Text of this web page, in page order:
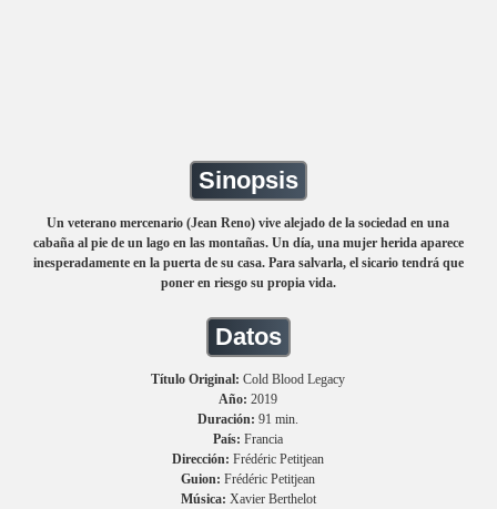
Sinopsis
Un veterano mercenario (Jean Reno) vive alejado de la sociedad en una
cabaña al pie de un lago en las montañas. Un día, una mujer herida aparece
inesperadamente en la puerta de su casa. Para salvarla, el sicario tendrá que
poner en riesgo su propia vida.
Datos
Título Original: Cold Blood Legacy
Año: 2019
Duración:91 min.
País: Francia
Dirección:Frédéric Petitjean
Guion:Frédéric Petitjean
Música: Xavier Berthelot